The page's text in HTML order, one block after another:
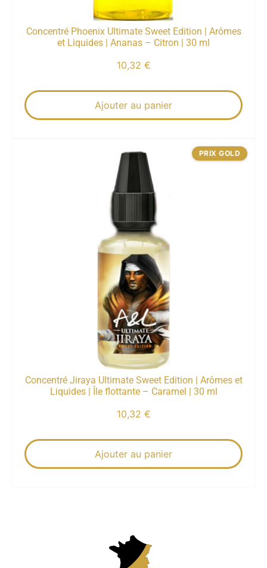
Concentré Phoenix Ultimate Sweet Edition | Arômes
et Liquides | Ananas – Citron | 30 ml
10,32 €
Ajouter au panier
Concentré Jiraya Ultimate Sweet Edition | Arômes et
Liquides | Île flottante – Caramel | 30 ml
10,32 €
Ajouter au panier
PRIX GOLD